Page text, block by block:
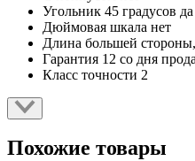
Угольник 45 градусов да
Дюймовая шкала нет
Длина большей
Гарантия 12 со дня
Класс точности 2
Похожие товары